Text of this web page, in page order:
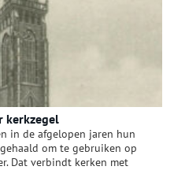
kerkzegel
in de afgelopen jaren hun
om te gebruiken op
Dat verbindt kerken met